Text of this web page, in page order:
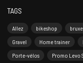
TAGS
Allez bikeshop
Gravel
Home trainer
Porte-vélos
Promo Levo